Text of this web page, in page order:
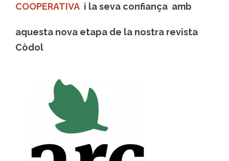
COOPERATIVA i la seva confiança amb
aquesta nova etapa de la nostra revista
Còdol